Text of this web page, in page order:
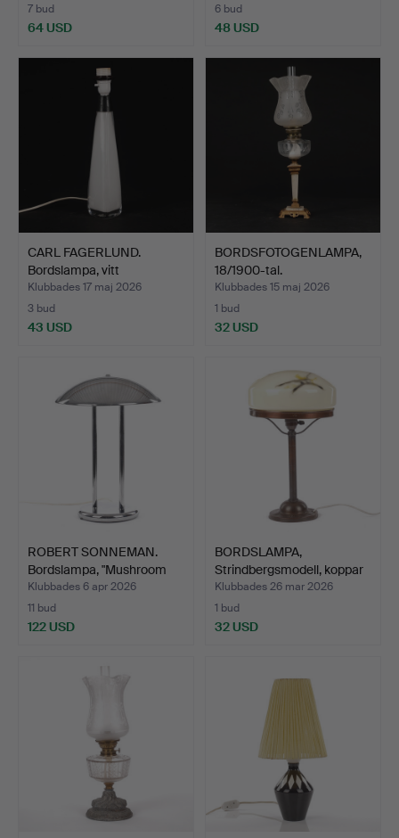
7 bud
64 USD
6 bud
48 USD
CARL FAGERLUND.
Bordslampa, vitt
underfång…
Klubbades 17 maj 2026
3 bud
43 USD
BORDSFOTOGENLAMPA,
18/1900-tal.
Klubbades 15 maj 2026
1 bud
32 USD
ROBERT SONNEMAN.
Bordslampa, "Mushroom
lam…
Klubbades 6 apr 2026
11 bud
122 USD
BORDSLAMPA,
Strindbergsmodell, koppar
och …
Klubbades 26 mar 2026
1 bud
32 USD